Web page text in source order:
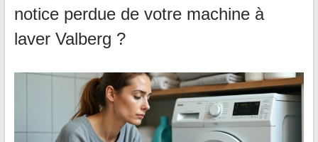
notice perdue de votre machine à
laver Valberg ?